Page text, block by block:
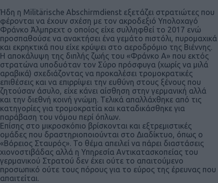
Ήδη η Militärische Abschirmdienst εξετάζει στρατιώτες που
φέρονται να έχουν σχέση με τον ακροδεξιό Υπολοχαγό
Φράνκο Άλμπρεχτ ο οποίος είχε συλληφθεί το 2017 ενώ
προσπαθούσε να ανακτήσει ένα γεμάτο πιστόλι, πυρομαχικά
και εκρηκτικά που είχε κρύψει στο αεροδρόμιο της Βιέννης.
Η αποκάλυψη της διπλής ζωής του «Φράνκο Α» που εκτός
στρατώνα υποδυόταν τον Σύρο πρόσφυγα (χωρίς να μιλά
αραβικά) σχεδιάζοντας να προκαλέσει τρομοκρατικές
επιθέσεις και να επιρρίψει την ευθύνη στους ξένους που
ζητούσαν άσυλο, είχε κάνει αίσθηση στην γερμανική αλλά
και την διεθνή κοινή γνώμη. Τελικά απαλλάχθηκε από τις
κατηγορίες για τρομοκρατία και καταδικάσθηκε για
παράβαση του νόμου περί όπλων.
Επίσης στο μικροσκόπιο βρίσκονται και εξτρεμιστικές
ομάδες που δραστηριοποιούνται στο Διαδίκτυο, όπως ο
«Βόρειος Σταυρός». Το θέμα απειλεί να πάρει διαστάσεις
χιονοστιβάδας αλλά η Υπηρεσία Αντικατασκοπείας του
γερμανικού Στρατού δεν έχει ούτε το απαιτούμενο
προσωπικό ούτε τους πόρους για το εύρος της έρευνας που
απαιτείται.